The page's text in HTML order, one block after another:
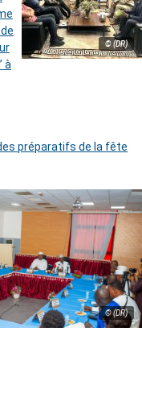
© (DR)
à
préparatifs de la fête
© (DR)